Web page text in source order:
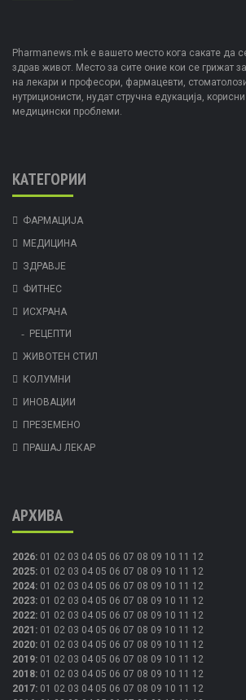
Pharmanews.mk е вашето место кога сакате да
здрав живот. Место за сите оние кои се грижат
на лекари и професори, фармацевти,
нутриционисти, нудат стручна едукација,
медицински проблеми.
КАТЕГОРИИ
ФАРМАЦИЈА
МЕДИЦИНА
ЗДРАВЈЕ
ФИТНЕС
ИСХРАНА
РЕЦЕПТИ
ЖИВОТЕН СТИЛ
КОЛУМНИ
ИНОВАЦИИ
ПРЕЗЕМЕНО
ПРАШАЈ ЛЕКАР
АРХИВА
2026: 01 02 03 04 05 06 07 08 09 10 11 12
2025: 01 02 03 04 05 06 07 08 09 10 11 12
2024: 01 02 03 04 05 06 07 08 09 10 11 12
2023: 01 02 03 04 05 06 07 08 09 10 11 12
2022: 01 02 03 04 05 06 07 08 09 10 11 12
2021 : 01 02 03 04 05 06 07 08 09 10 11 12
2020: 01 02 03 04 05 06 07 08 09 10 11 12
2019: 01 02 03 04 05 06 07 08 09 10 11 12
2018: 01 02 03 04 05 06 07 08 09 10 11 12
2017: 01 02 03 04 05 06 07 08 09 10 11 12